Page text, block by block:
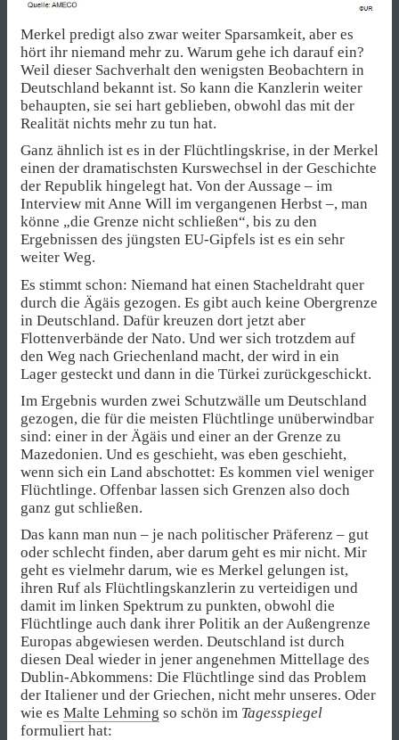
Merkel predigt also zwar weiter Sparsamkeit, aber es
hört ihr niemand mehr zu. Warum gehe ich darauf ein?
Weil dieser Sachverhalt den wenigsten Beobachtern in
Deutschland bekannt ist. So kann die Kanzlerin weiter
behaupten, sie sei hart geblieben, obwohl das mit der
Realität nichts mehr zu tun hat.
Ganz ähnlich ist es in der Flüchtlingskrise, in der Merkel
einen der dramatischsten Kurswechsel in der Geschichte
der Republik hingelegt hat. Von der Aussage – im
Interview mit Anne Will im vergangenen Herbst –, man
könne „die Grenze nicht schließen“, bis zu den
Ergebnissen des jüngsten EU-Gipfels ist es ein sehr
weiter Weg.
Es stimmt schon: Niemand hat einen Stacheldraht quer
durch die Ägäis gezogen. Es gibt auch keine Obergrenze
in Deutschland. Dafür kreuzen dort jetzt aber
Flottenverbände der Nato. Und wer sich trotzdem auf
den Weg nach Griechenland macht, der wird in ein
Lager gesteckt und dann in die Türkei zurückgeschickt.
Im Ergebnis wurden zwei Schutzwälle um Deutschland
gezogen, die für die meisten Flüchtlinge unüberwindbar
sind: einer in der Ägäis und einer an der Grenze zu
Mazedonien. Und es geschieht, was eben geschieht,
wenn sich ein Land abschottet: Es kommen viel weniger
Flüchtlinge. Offenbar lassen sich Grenzen also doch
ganz gut schließen.
Das kann man nun – je nach politischer Präferenz – gut
oder schlecht finden, aber darum geht es mir nicht. Mir
geht es vielmehr darum, wie es Merkel gelungen ist,
ihren Ruf als Flüchtlingskanzlerin zu verteidigen und
damit im linken Spektrum zu punkten, obwohl die
Flüchtlinge auch dank ihrer Politik an der Außengrenze
Europas abgewiesen werden. Deutschland ist durch
diesen Deal wieder in jener angenehmen Mittellage des
Dublin-Abkommens: Die Flüchtlinge sind das Problem
der Italiener und der Griechen, nicht mehr unseres. Oder
wie es Malte Lehming so schön im Tagesspiegel
formuliert hat: